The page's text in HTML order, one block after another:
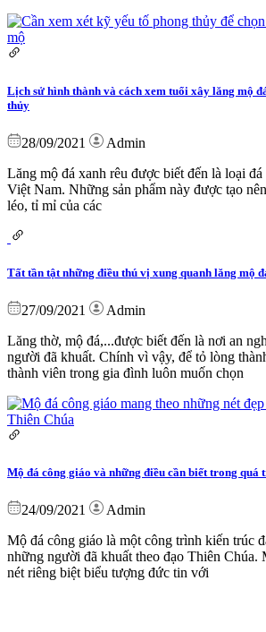
Lịch sử hình thành và cách xem tuổi xây lăng mộ
thủy
28/09/2021
Admin
Lăng mộ đá xanh rêu được biết đến là loại đá
Việt Nam. Những sản phẩm này được tạo
léo, tỉ mỉ của các
Tất tần tật những điều thú vị xung quanh lăng mộ
27/09/2021
Admin
Lăng thờ, mộ đá,...được biết đến là nơi an
người đã khuất. Chính vì vậy, để tỏ lòng
thành viên trong gia đình luôn muốn chọn
Mộ đá công giáo và những điều cần biết trong quá
24/09/2021
Admin
Mộ đá công giáo là một công trình kiến trúc
những người đã khuất theo đạo Thiên Chúa.
nét riêng biệt biểu tượng đức tin với